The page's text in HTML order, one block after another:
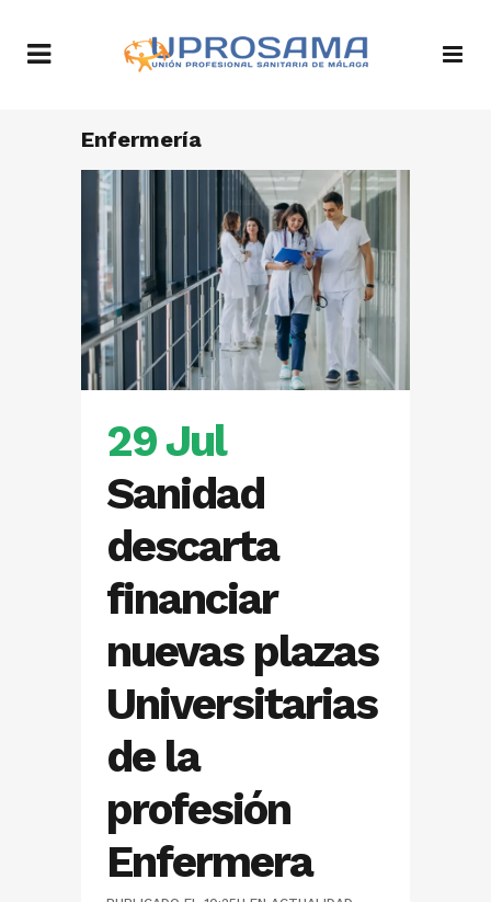
Enfermería
29 Jul
Sanidad
descarta
financiar
nuevas plazas
Universitarias
de la
profesión
Enfermera